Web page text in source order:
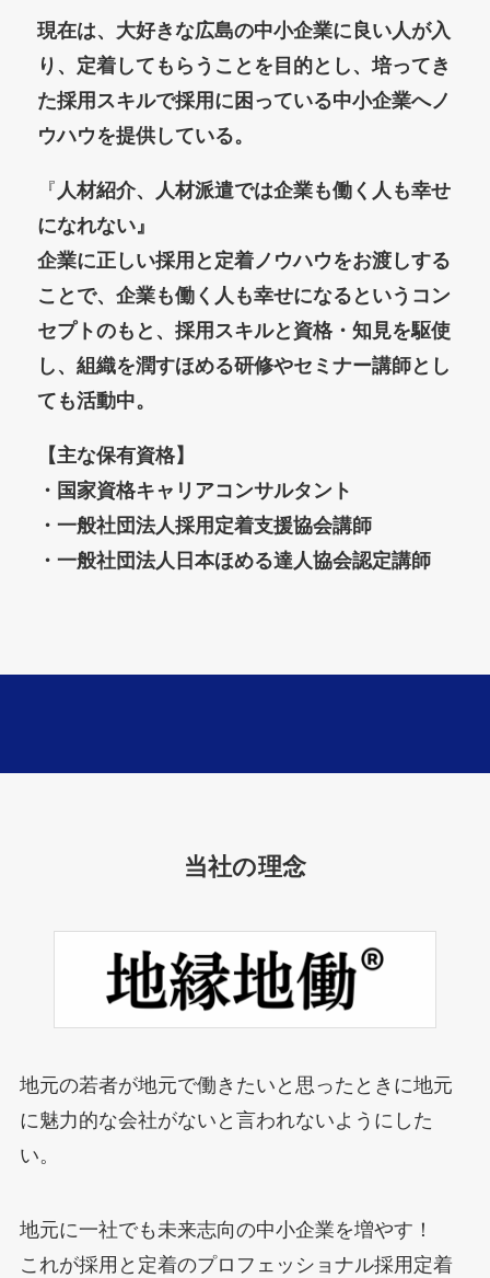
現在は、 大好きな広島の中小企業に良い人が入
り、定着してもらうことを目的とし、培ってき
た採用スキルで採用に困っている中小企業へノ
ウハウを提供している。
『 人材紹介、人材派遣では企業も働く人も幸せ
になれない』
企業に正しい採用と定着ノウハウをお渡しする
ことで、企業も働く人も幸せになるというコン
セプトのもと、採用スキルと資格・知見を駆使
し、組織を潤すほめる研修やセミナー講師とし
ても活動中。
【主な保有資格】
・国家資格キャリアコンサルタント
・一般社団法人採用定着支援協会講師
・一般社団法人日本ほめる達人協会認定講師
当社の理念
地元の若者が地元で働きたいと思ったときに地元
に魅力的な会社がないと言われないようにした
い。
地元に一社でも未来志向の中小企業を増やす！
これが採用と定着のプロフェッショナル採用定着